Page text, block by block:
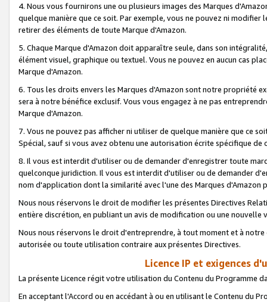
4. Nous vous fournirons une ou plusieurs images des Marques
quelque manière que ce soit. Par exemple, vous ne pouvez ni
retirer des éléments de toute Marque d'Amazon.
5. Chaque Marque d'Amazon doit apparaître seule, dans son
élément visuel, graphique ou textuel. Vous ne pouvez en aucun cas
Marque d'Amazon.
6. Tous les droits envers les Marques d'Amazon sont notre propriété
sera à notre bénéfice exclusif. Vous vous engagez à ne pas
Marque d'Amazon.
7. Vous ne pouvez pas afficher ni utiliser de quelque manière que ce
Spécial, sauf si vous avez obtenu une autorisation écrite spécifique de
8. Il vous est interdit d'utiliser ou de demander d'enregistrer toute
quelconque juridiction. Il vous est interdit d'utiliser ou de demander
nom d'application dont la similarité avec l'une des Marques
Nous nous réservons le droit de modifier les présentes Directives
entière discrétion, en publiant un avis de modification ou une nouvelle
Nous nous réservons le droit d'entreprendre, à tout moment et à
autorisée ou toute utilisation contraire aux présentes Directives.
Licence IP et exigences
La présente Licence régit votre utilisation du Contenu du Programme
En acceptant l'Accord ou en accédant à ou en utilisant le Contenu du